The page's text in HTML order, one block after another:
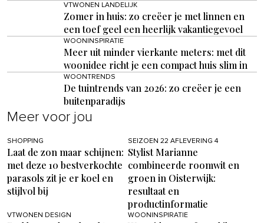
VTWONEN LANDELIJK
Zomer in huis: zo creëer je met linnen en
een toef geel een heerlijk vakantiegevoel
WOONINSPIRATIE
Meer uit minder vierkante meters: met dit
woonidee richt je een compact huis slim in
WOONTRENDS
De tuintrends van 2026: zo creëer je een
buitenparadijs
Meer voor jou
SHOPPING
Laat de zon maar schijnen:
met deze 10 bestverkochte
parasols zit je er koel en
stijlvol bij
SEIZOEN 22 AFLEVERING 4
Stylist Marianne
combineerde roomwit en
groen in Oisterwijk:
resultaat en
productinformatie
VTWONEN DESIGN WOONINSPIRATIE